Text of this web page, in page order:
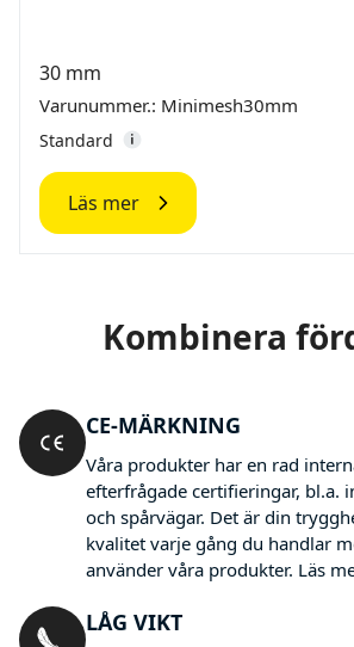
30 mm
Varunummer.: Minimesh30mm
Standard
Läs mer
Kombinera
CE-MÄRKNING
Våra produkter har en rad
efterfrågade certifieringar, bl.a.
och spårvägar. Det är din
kvalitet varje gång du handlar
använder våra produkter. Läs
LÅG VIKT